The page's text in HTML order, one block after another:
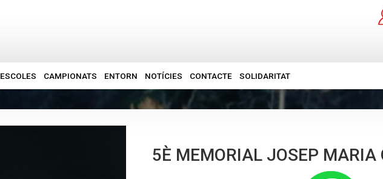
ESCOLES CAMPIONATS ENTORN NOTÍCIES CONTACTE SOLIDARITAT
5È MEMORIAL JOSEP MARIA